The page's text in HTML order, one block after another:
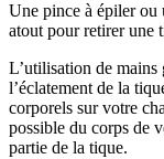
Une pince à épiler ou
atout pour retirer une
L’utilisation de mains
l’éclatement de la
corporels sur votre
possible du corps de
partie de la tique.